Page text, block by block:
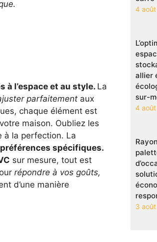
à l’espace et au style. La
parfaitementaux
chaque élément est
maison. Oubliez les
à la perfection. La
spécifiques.
sur mesure, tout est
répondre à vos goûts,
d’une manière
4
allier
sur-
4
3